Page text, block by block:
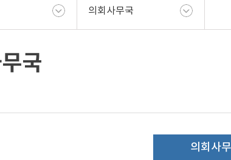
의회사무국
국
의회사